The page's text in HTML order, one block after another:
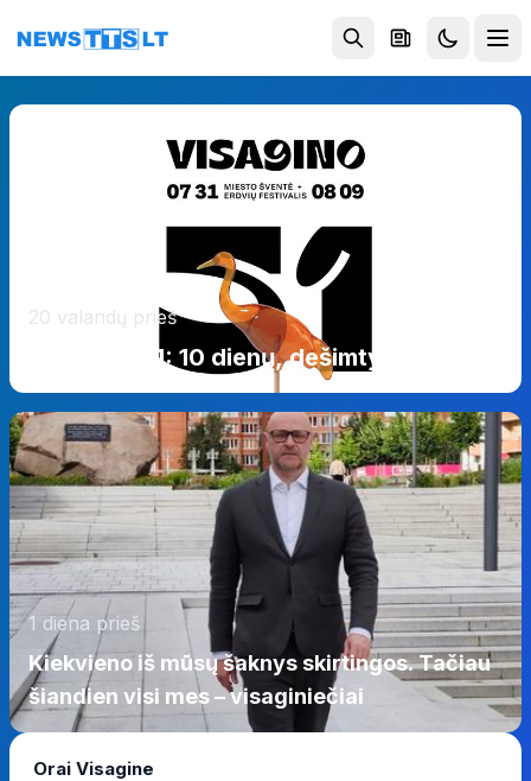
Eiti į turinį
20 valandų prieš
Visaginui 51: 10 dienų, dešimtys renginių
1 diena prieš
Kiekvieno iš mūsų šaknys skirtingos. Tačiau
šiandien visi mes – visaginiečiai
Orai Visagine